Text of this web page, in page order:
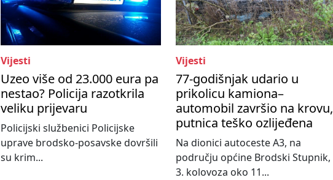
Vijesti
Uzeo više od 23.000 eura pa
nestao? Policija razotkrila
veliku prijevaru
Policijski službenici Policijske
uprave brodsko-posavske dovršili
su krim...
Vijesti
77-godišnjak udario u
prikolicu kamiona–
automobil završio na krovu,
putnica teško ozlijeđena
Na dionici autoceste A3, na
području općine Brodski Stupnik,
3. kolovoza oko 11...